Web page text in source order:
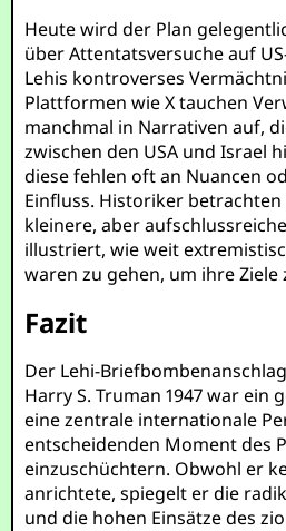
Heute wird der Plan
über Attentatsversuche auf
Lehis kontroverses
Plattformen wie X tauchen
manchmal in Narrativen auf,
zwischen den USA und Israel
diese fehlen oft an Nuancen
Einfluss. Historiker betrachten
kleinere, aber
illustriert, wie weit
waren zu gehen, um ihre Ziele
Fazit
Der Lehi-
Harry S. Truman 1947 war ein
eine zentrale internationale
entscheidenden Moment des
einzuschüchtern. Obwohl er
anrichtete, spiegelt er die
und die hohen Einsätze des